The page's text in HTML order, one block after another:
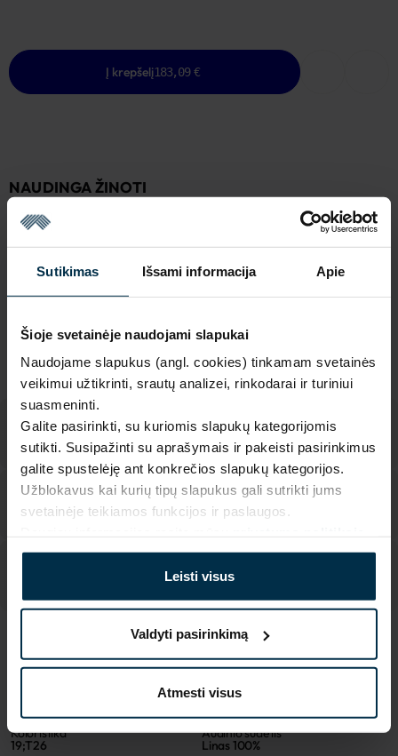
Sutikimas Išsami informacija Apie
Šioje svetainėje naudojami slapukai
Naudojame slapukus (angl. cookies) tinkamam svetainės
veikimui užtikrinti, srautų analizei, rinkodarai ir turiniui
suasmeninti.
Galite pasirinkti, su kuriomis slapukų kategorijomis
sutikti. Susipažinti su aprašymais ir pakeisti pasirinkimus
galite spustelėję ant konkrečios slapukų kategorijos.
Užblokavus kai kurių tipų slapukus gali sutrikti jums
svetainėje teikiamos funkcijos ir paslaugos.
Leisti visus
Valdyti pasirinkimą
Atmesti visus
Į krepšelį183,09 €
NAUDINGA ŽINOTI
Yra sandėlyje
Panevėžys, 35113
MADE IN EUROPE
SAVYBĖS
Artikulas
601390
Koloristika
19;T26
Audinio sudėtis
Linas 100%